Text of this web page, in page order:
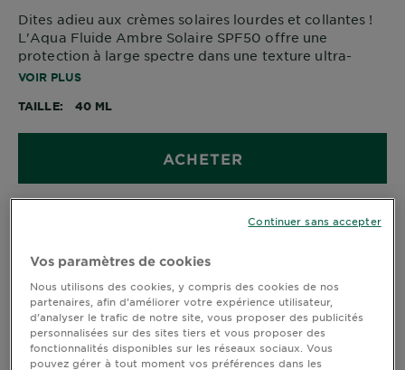
de
l'ingrédient
Garnier x
Gisele
Notre
magazine
Dites adieu aux crèmes solaires lourdes et collantes !
L'Aqua Fluide Ambre Solaire SPF50 offre une
protection à large spectre dans une texture ultra-
légère, absorbée en quelques secondes pour une
Enrichi en Acide Hyaluronique, Silice et Perlite, il
VOIR PLUS
TAILLE 40 ML
ACHETER
Information sur le produit
CLOSE SUBPANEL
L'application
Vos paramètres de cookies
Nous utilisons des cookies, y compris des cookies de nos
partenaires, afin d’améliorer votre expérience utilisateur,
d’analyser le trafic de notre site, vous proposer des publicités
personnalisées sur des sites tiers et vous proposer des
fonctionnalités disponibles sur les réseaux sociaux. Vous
pouvez gérer à tout moment vos préférences dans les
Continuer sans accepter